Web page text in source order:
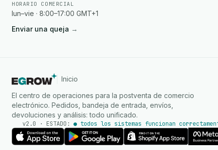
HORARIO COMERCIAL
lun–vie · 8:00–17:00 GMT+1
Enviar una queja →
Inicio
El centro de operaciones para la postventa de comercio
electrónico. Pedidos, bandeja de entrada, envíos,
devoluciones y análisis: todo unificado.
v2.0 · ESTADO: ● todos los sistemas funcionan